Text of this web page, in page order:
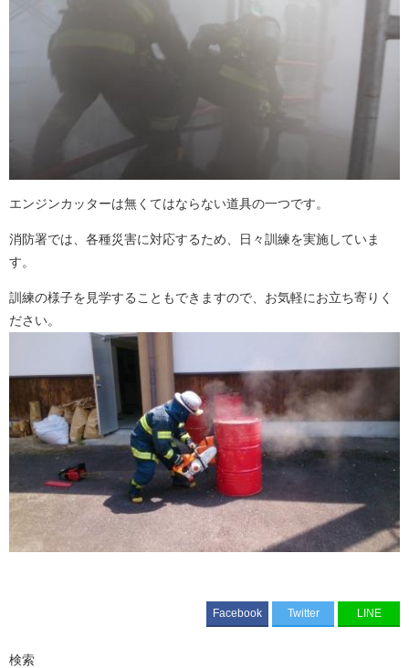
エンジンカッターは無くてはならない道具の一つです。
消防署では、各種災害に対応するため、日々訓練を実施していま
す。
訓練の様子を見学することもできますので、お気軽にお立ち寄りく
ださい。
Facebook Twitter LINE
検索